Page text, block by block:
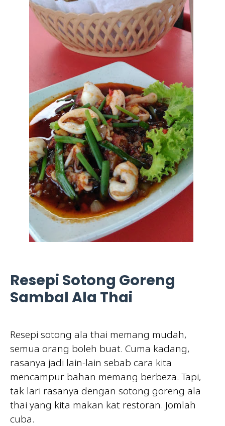
Resepi Sotong Goreng
Sambal Ala Thai
Resepi sotong ala thai memang mudah,
semua orang boleh buat. Cuma kadang,
rasanya jadi lain-lain sebab cara kita
mencampur bahan memang berbeza. Tapi,
tak lari rasanya dengan sotong goreng ala
thai yang kita makan kat restoran. Jomlah
cuba.